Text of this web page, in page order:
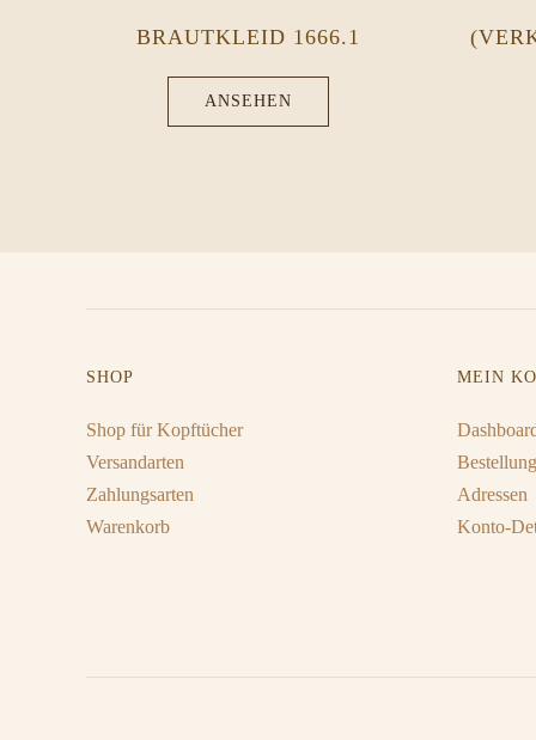
BRAUTKLEID 1666.1
ANSEHEN
SHOP
Shop für Kopftücher
Versandarten
Zahlungsarten
Warenkorb
MEIN
Adressen
Konto-